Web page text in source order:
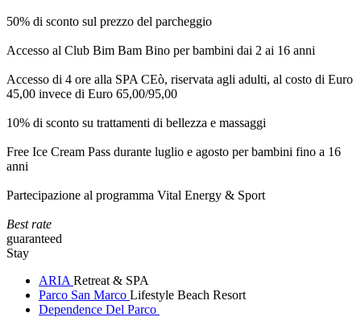
50% di sconto sul prezzo del parcheggio
Accesso al Club Bim Bam Bino per bambini dai 2 ai 16 anni
Accesso di 4 ore alla SPA CEò, riservata agli adulti, al costo di Euro
45,00 invece di Euro 65,00/95,00
10% di sconto su trattamenti di bellezza e massaggi
Free Ice Cream Pass durante luglio e agosto per bambini fino a 16
anni
Partecipazione al programma Vital Energy & Sport
Best rate
guaranteed
Stay
ARIA Retreat & SPA
Parco San Marco Lifestyle Beach Resort
Dependence Del Parco